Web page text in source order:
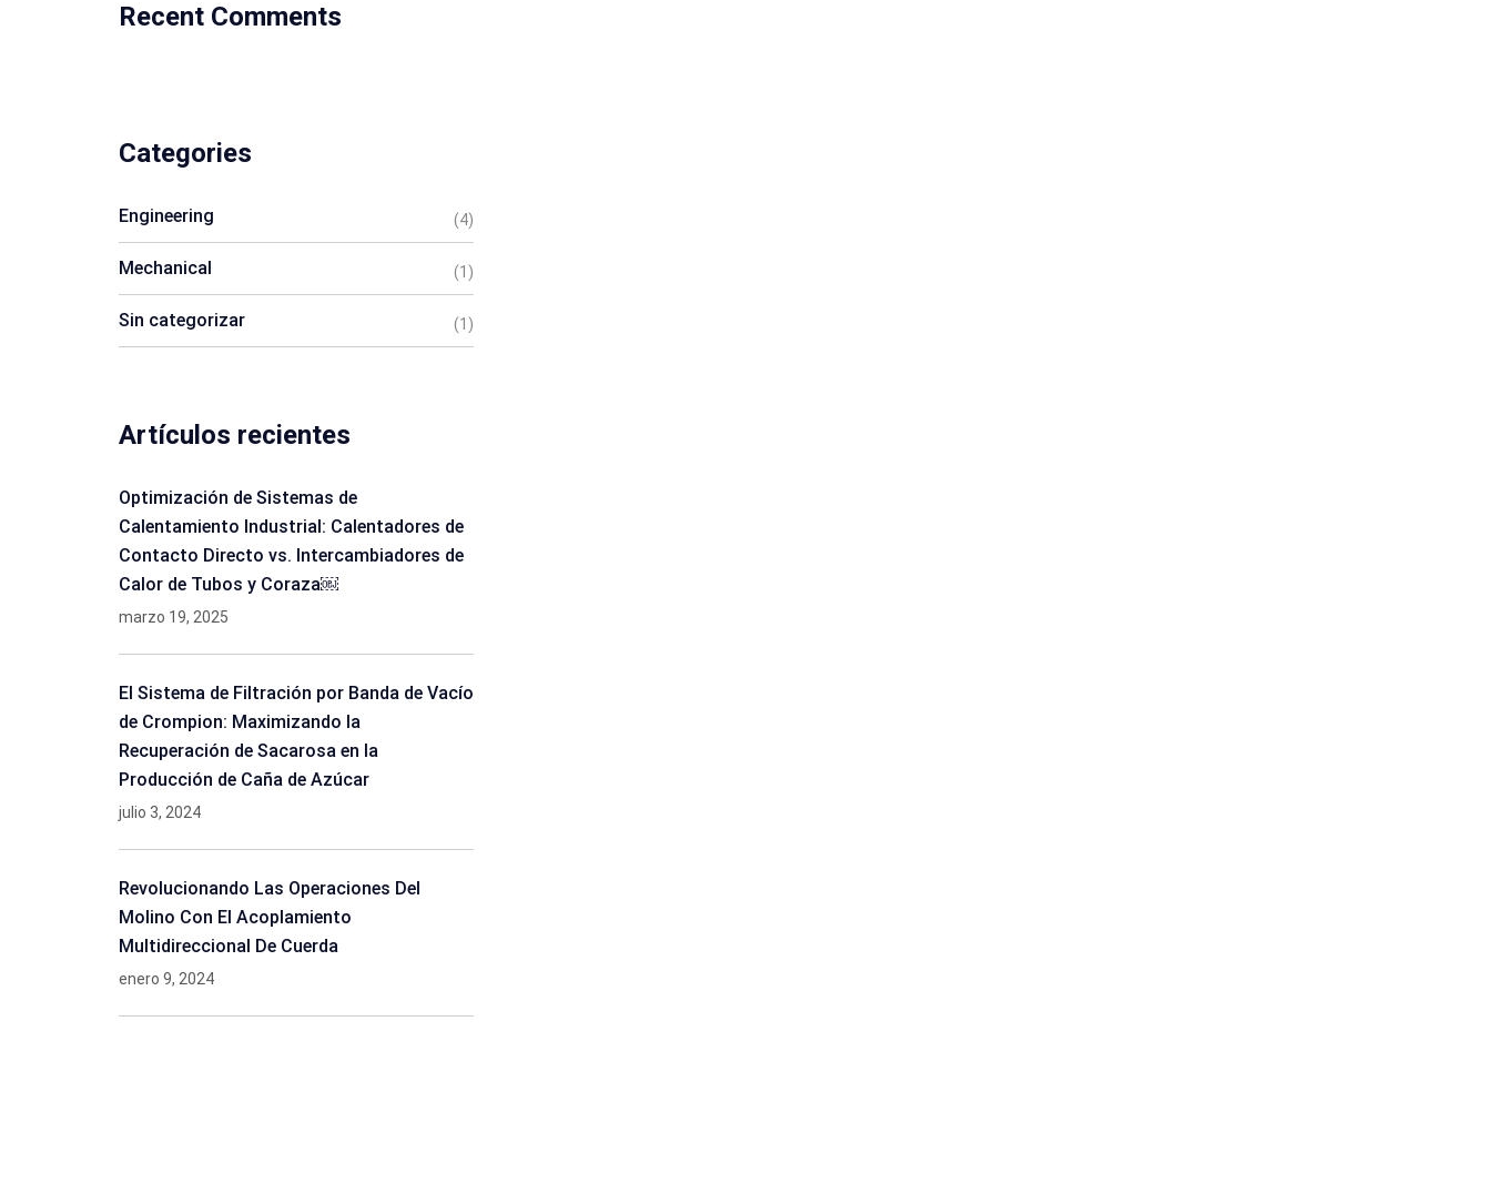
Recent Comments
Categories
Engineering (4)
Mechanical (1)
Sin categorizar (1)
Artículos recientes
Optimización de Sistemas de
Calentamiento Industrial: Calentadores de
Contacto Directo vs. Intercambiadores de
Calor de Tubos y Coraza￼
marzo 19, 2025
El Sistema de Filtración por Banda de Vacío
de Crompion: Maximizando la
Recuperación de Sacarosa en la
Producción de Caña de Azúcar
julio 3, 2024
Revolucionando Las Operaciones Del
Molino Con El Acoplamiento
Multidireccional De Cuerda
enero 9, 2024